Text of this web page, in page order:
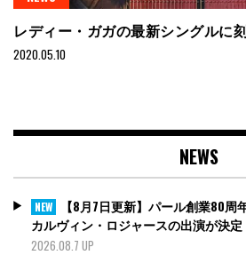
レディー・ガガの最新シングルに
2020.05.10
NEWS
NEW
【8月7日更新】パール創業80周
カルヴィン・ロジャースの出演が決定
2026.08.7 UP